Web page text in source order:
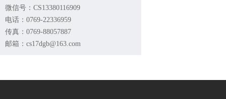
微信号：CS13380116909
电话：0769-22336959
传真：0769-88057887
邮箱：cs17dgb@163.com